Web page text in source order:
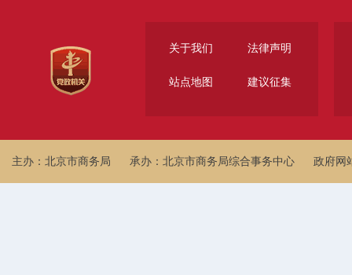
关于我们 法律声明
站点地图 建议征集
主办：北京市商务局 承办：北京市商务局综合事务中心 政府网